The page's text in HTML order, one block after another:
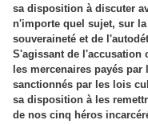
sa disposition à discuter
n'importe quel sujet, sur
souveraineté et de
S'agissant de l'accusation
les mercenaires payés
sanctionnés par les lois
sa disposition à les
de nos cinq héros